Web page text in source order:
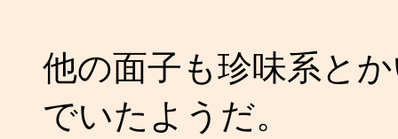
他の面子も珍味系と
でいたようだ。